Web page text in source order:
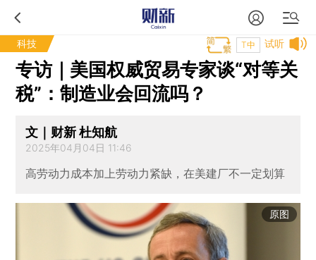
科技 试听
T中
专访｜美国权威贸易专家谈“对等关
税”：制造业会回流吗？
文｜财新 杜知航
2025年04月04日 11:46
高劳动力成本加上劳动力紧缺，在美建厂不一定划算
原图